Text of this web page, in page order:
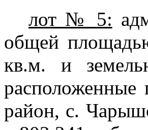
лот № 5:
общей
кв.м. и
район, с.